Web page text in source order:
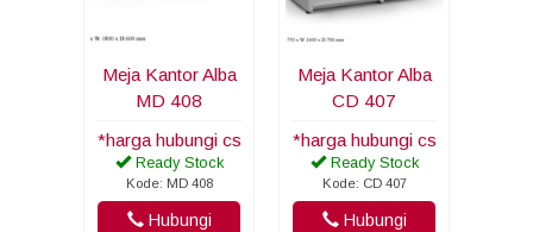
Meja Kantor Alba
MD 408
*harga hubungi cs
Ready Stock
Kode: MD 408
Hubungi
Meja Kantor Alba
CD 407
*harga hubungi cs
Ready Stock
Kode: CD 407
Hubungi